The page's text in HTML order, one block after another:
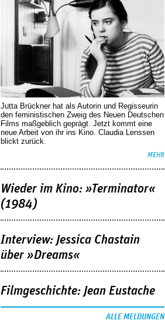
Jutta Brückner hat als Autorin und Regisseurin
den feministischen Zweig des Neuen Deutschen
Films maßgeblich geprägt. Jetzt kommt eine
neue Arbeit von ihr ins Kino. Claudia Lenssen
blickt zurück.
MEHR
Wieder im Kino: »Terminator«
(1984)
Interview: Jessica Chastain
über »Dreams«
Filmgeschichte: Jean Eustache
ALLE MELDUNGEN